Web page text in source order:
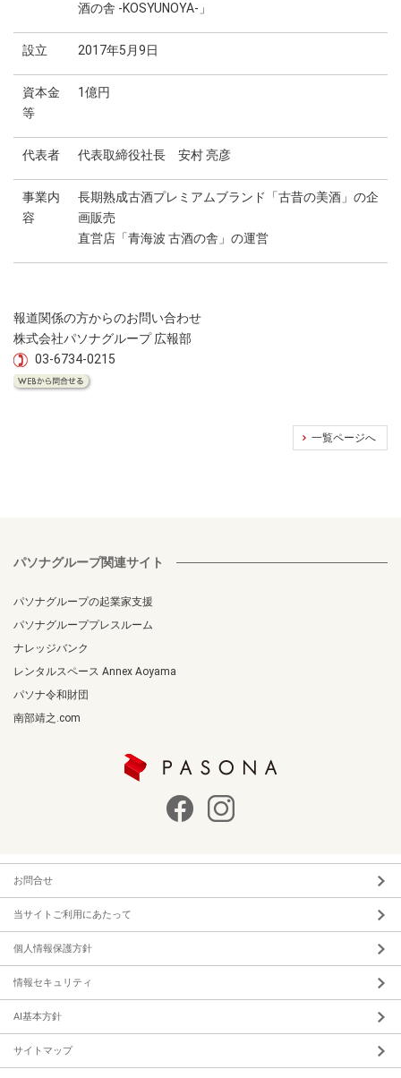
酒の舎 -KOSYUNOYA-」
設立 2017年5月9日
資本金
等
1億円
代表者 代表取締役社長 安村 亮彦
事業内
容
長期熟成古酒プレミアムブランド「古昔の美酒」の企
画販売
直営店「青海波 古酒の舎」の運営
報道関係の方からのお問い合わせ
株式会社パソナグループ 広報部
03-6734-0215
一覧ページへ
パソナグループ関連サイト
パソナグループの起業家支援
パソナグループプレスルーム
ナレッジバンク
レンタルスペース Annex Aoyama
パソナ令和財団
南部靖之.com
お問合せ
当サイトご利用にあたって
個人情報保護方針
情報セキュリティ
AI基本方針
サイトマップ